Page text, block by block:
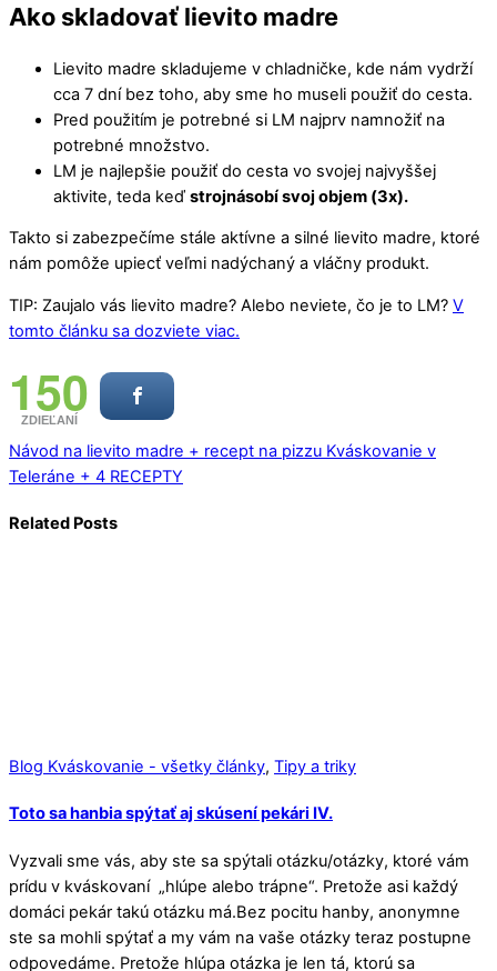
Ako skladovať lievito madre
Lievito madre skladujeme v chladničke, kde nám vydrží
cca 7 dní bez toho, aby sme ho museli použiť do cesta.
Pred použitím je potrebné si LM najprv namnožiť na
potrebné množstvo.
LM je najlepšie použiť do cesta vo svojej najvyššej
aktivite, teda keď strojnásobí svoj objem (3x).
Takto si zabezpečíme stále aktívne a silné lievito madre, ktoré
nám pomôže upiecť veľmi nadýchaný a vláčny produkt.
TIP: Zaujalo vás lievito madre? Alebo neviete, čo je to LM? V
tomto článku sa dozviete viac.
150
ZDIEĽANÍ
Návod na lievito madre + recept na pizzu Kváskovanie v
Teleráne + 4 RECEPTY
Related Posts
Blog Kváskovanie - všetky články, Tipy a triky
Toto sa hanbia spýtať aj skúsení pekári IV.
Vyzvali sme vás, aby ste sa spýtali otázku/otázky, ktoré vám
prídu v kváskovaní „hlúpe alebo trápne“. Pretože asi každý
domáci pekár takú otázku má.Bez pocitu hanby, anonymne
ste sa mohli spýtať a my vám na vaše otázky teraz postupne
odpovedáme. Pretože hlúpa otázka je len tá, ktorú sa